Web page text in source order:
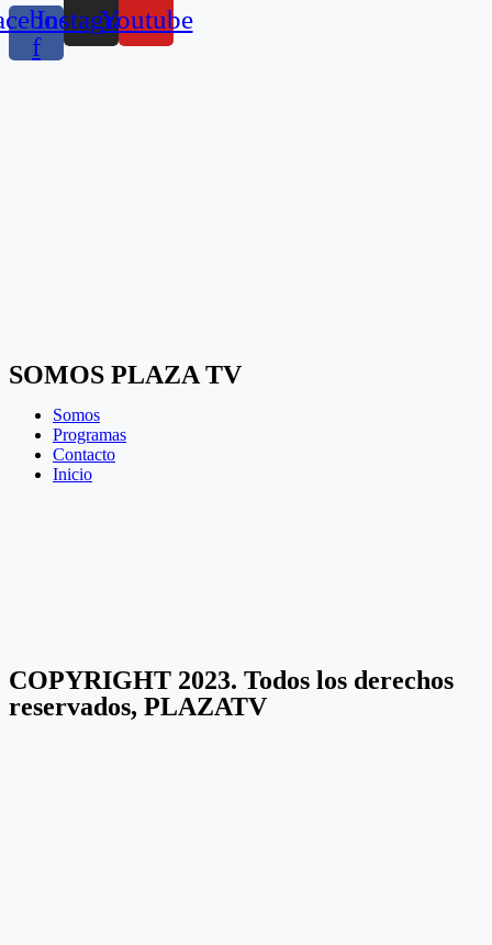
f
InstagramYoutube
SOMOS PLAZA TV
Somos
Programas
Contacto
Inicio
COPYRIGHT 2023. Todos los derechos
reservados, PLAZATV